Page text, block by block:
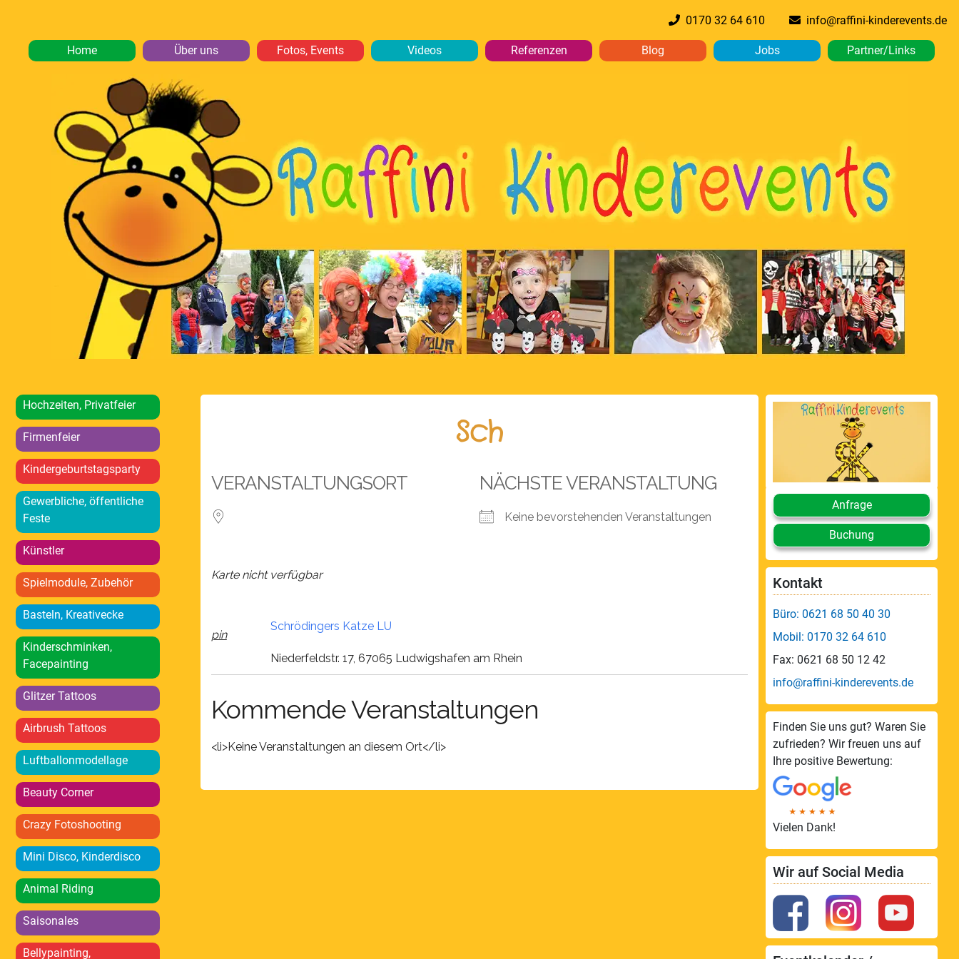
0170 32 64 610 info@raffini-kinderevents.de
Home Über uns Fotos, Events Videos Referenzen Blog Jobs Partner/Links
Hochzeiten, Privatfeier
Firmenfeier
Kindergeburtstagsparty
Gewerbliche, öffentliche
Feste
Künstler
Spielmodule, Zubehör
Basteln, Kreativecke
Kinderschminken,
Facepainting
Glitzer Tattoos
Airbrush Tattoos
Luftballonmodellage
Beauty Corner
Crazy Fotoshooting
Mini Disco, Kinderdisco
Animal Riding
Saisonales
Bellypainting,
Sch
VERANSTALTUNGSORT NÄCHSTE VERANSTALTUNG
Keine bevorstehenden Veranstaltungen
Karte nicht verfügbar
pin
Schrödingers Katze LU
Niederfeldstr. 17, 67065 Ludwigshafen am Rhein
Kommende Veranstaltungen
<li>Keine Veranstaltungen an diesem Ort</li>
Anfrage
Buchung
Kontakt
Büro: 0621 68 50 40 30
Mobil: 0170 32 64 610
Fax: 0621 68 50 12 42
info@raffini-kinderevents.de
Finden Sie uns gut? Waren Sie
zufrieden? Wir freuen uns auf
Ihre positive Bewertung:
Vielen Dank!
Wir auf Social Media